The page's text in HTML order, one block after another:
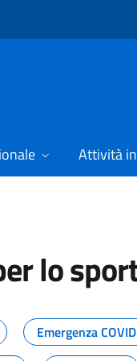
Attività
lo
dal
Emergenza